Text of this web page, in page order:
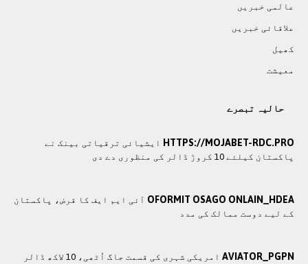
عالمی خبريں
علاقائی خبريں
کھيل
معيشت
حالیہ تبصرے
HTTPS://MOJABET-RDC.PRO ایشیائی ترقیاتی بینک نے
پاکستان کیلئے 10 کروڑ ڈالر کی منظوری دے دی
OFORMIT OSAGO ONLAIN_HDEA آئی ایم ایف کا قرض، پاکستان
کے لیے دوست ممالک کی مدد
AVIATOR_PGPN
امریکی شہری کی قسمت جاگ اُٹھی، 10 لاکھ ڈالر